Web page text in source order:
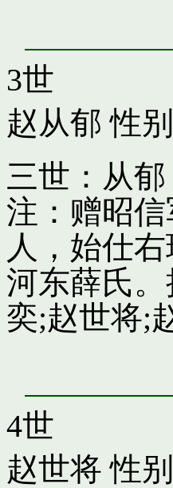
3世
赵从郁 性
三世：从
注：赠昭
人，始仕
河东薛氏
奕;赵世将;
4世
赵世将 性